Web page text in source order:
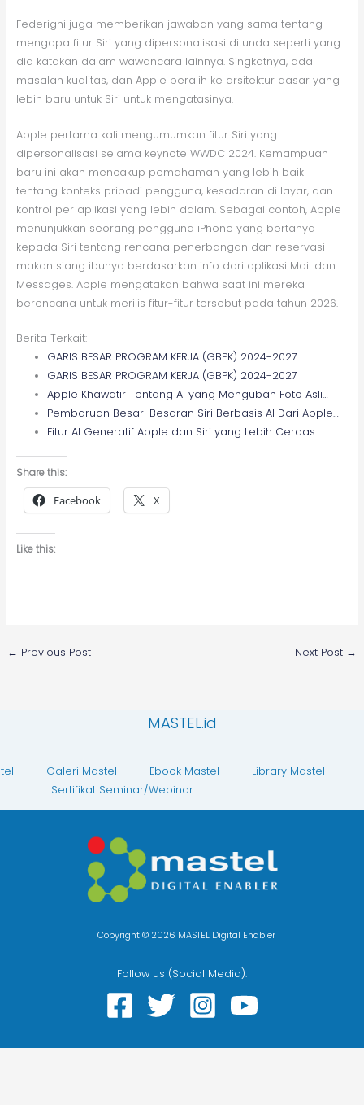
Federighi juga memberikan jawaban yang sama tentang
mengapa fitur Siri yang dipersonalisasi ditunda seperti yang
dia katakan dalam wawancara lainnya. Singkatnya, ada
masalah kualitas, dan Apple beralih ke arsitektur dasar yang
lebih baru untuk Siri untuk mengatasinya.
Apple pertama kali mengumumkan fitur Siri yang
dipersonalisasi selama keynote WWDC 2024. Kemampuan
baru ini akan mencakup pemahaman yang lebih baik
tentang konteks pribadi pengguna, kesadaran di layar, dan
kontrol per aplikasi yang lebih dalam. Sebagai contoh, Apple
menunjukkan seorang pengguna iPhone yang bertanya
kepada Siri tentang rencana penerbangan dan reservasi
makan siang ibunya berdasarkan info dari aplikasi Mail dan
Messages. Apple mengatakan bahwa saat ini mereka
berencana untuk merilis fitur-fitur tersebut pada tahun 2026.
Berita Terkait:
GARIS BESAR PROGRAM KERJA (GBPK) 2024-2027
GARIS BESAR PROGRAM KERJA (GBPK) 2024-2027
Apple Khawatir Tentang AI yang Mengubah Foto Asli…
Pembaruan Besar-Besaran Siri Berbasis AI Dari Apple…
Fitur AI Generatif Apple dan Siri yang Lebih Cerdas…
Share this:
Facebook X
Like this:
← Previous Post Next Post →
MASTEL.id
Galeri Mastel Ebook Mastel
Library Mastel
Sertifikat Seminar/Webinar
Copyright © 2026 MASTEL Digital Enabler
Follow us (Social Media):